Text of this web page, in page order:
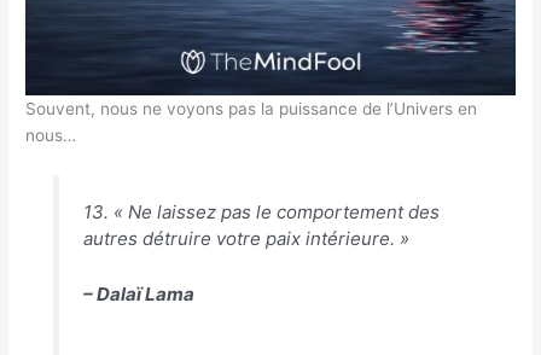
Souvent, nous ne voyons pas la puissance de l’Univers en
nous…
13. « Ne laissez pas le comportement des
autres détruire votre paix intérieure. »
– Dalaï Lama